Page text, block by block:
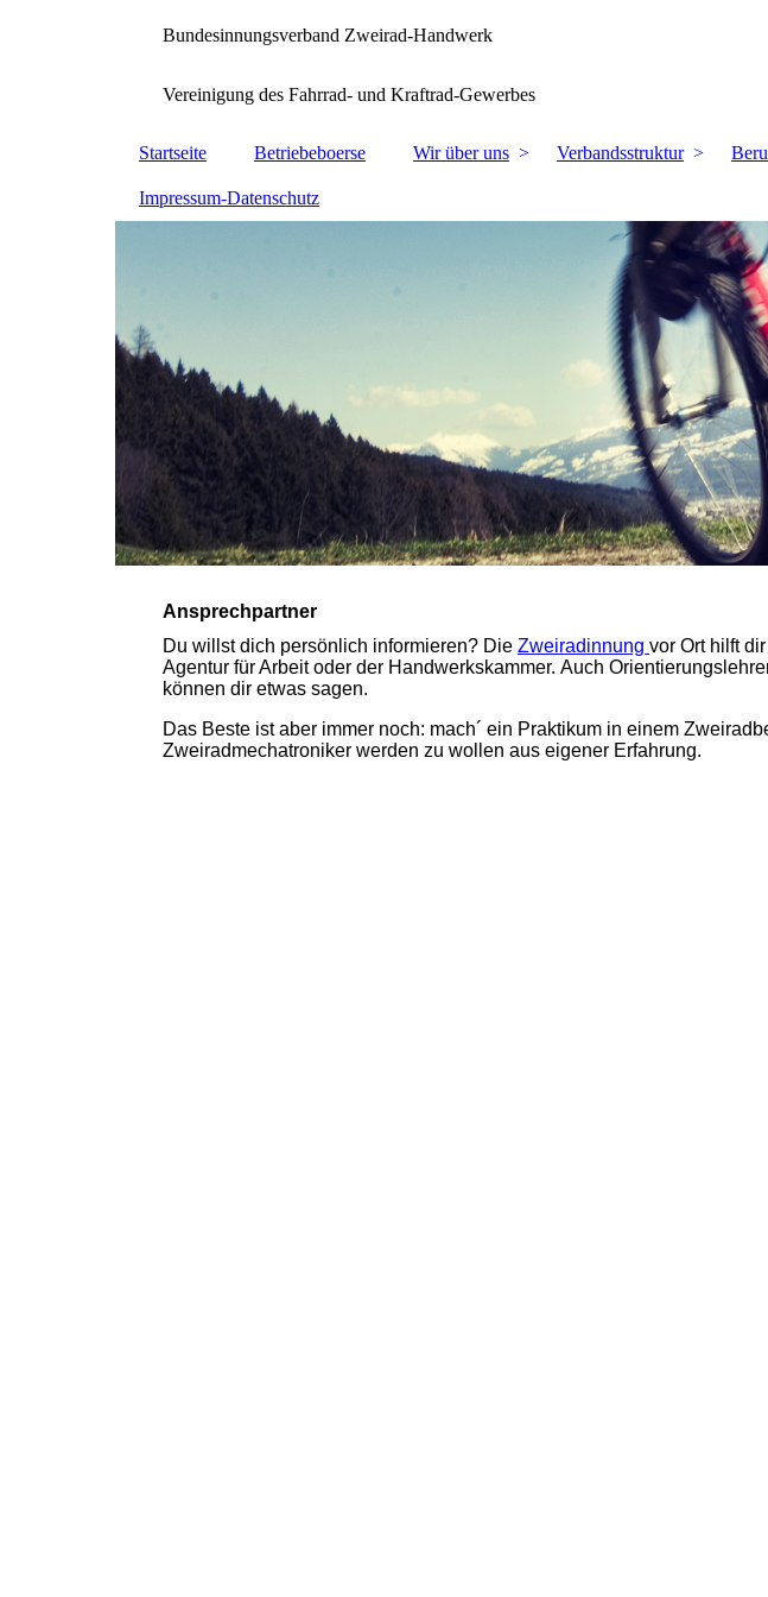
Bundesinnungsverband Zweirad-Handwerk
Vereinigung des Fahrrad- und Kraftrad-Gewerbes
Startseite Betriebeboerse Wir über uns Verbandsstruktur
Impressum-Datenschutz
Ansprechpartner
Du willst dich persönlich informieren? Die Zweiradinnung vor Ort hilft
Agentur für Arbeit oder der Handwerkskammer. Auch
können dir etwas sagen.
Das Beste ist aber immer noch: mach´ ein Praktikum in einem
Zweiradmechatroniker werden zu wollen aus eigener Erfahrung.